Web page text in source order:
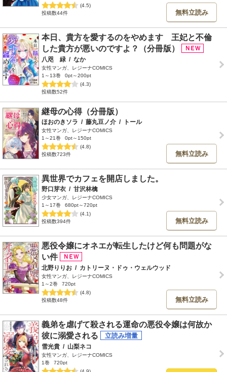
(4.5)
投稿数44件
無料立読み
本日、貴方を愛するのをやめます 王妃と不倫
した貴方が悪いのですよ？（分冊版）
八咫 緑 / なか
女性マンガ、レジーナCOMICS
1～13巻
0pt～200pt
(4.3)
投稿数52件
継母の心得（分冊版）
ほおのきソラ / 藤丸豆ノ介 / トール
女性マンガ、レジーナCOMICS
1～21巻
0pt～150pt
(4.8)
投稿数723件
無料立読み
異世界でカフェを開店しました。
野口芽衣 / 甘沢林檎
少女マンガ、レジーナCOMICS
1～17巻
680pt～720pt
(4.1)
投稿数394件
無料立読み
悪役令嬢にオネエが転生したけど何も問題がな
い件
北野りりお / カトリーヌ・ドゥ・ウェルウッド
女性マンガ、レジーナCOMICS
1～2巻
720pt
(4.8)
投稿数48件
無料立読み
義弟を虐げて殺される運命の悪役令嬢は何故か
彼に溺愛される
雪光貴 / 山梨ネコ
女性マンガ、レジーナCOMICS
1巻
720pt